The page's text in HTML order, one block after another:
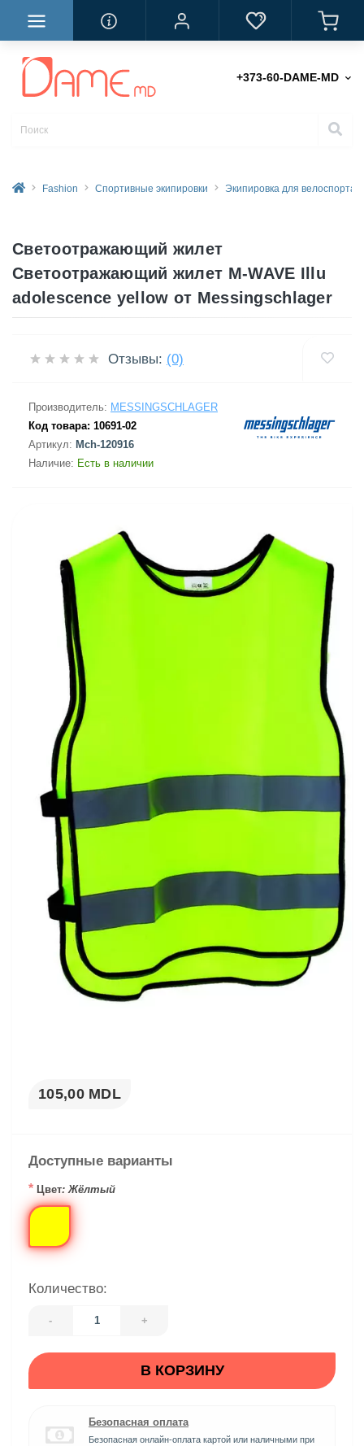
+373-60-DAME-MD
Fashion Спортивные экипировки Экипировка для велоспорта
Светоотражающий жилет
Светоотражающий жилет M-WAVE Illu
adolescence yellow от Messingschlager
Отзывы: (0)
Производитель: MESSINGSCHLAGER
Код товара: 10691-02
Артикул: Mch-120916
Наличие: Есть в наличии
105,00 MDL
Доступные варианты
* Цвет: Жёлтый
Количество:
- +
В КОРЗИНУ
Безопасная оплата
Безопасная онлайн-оплата картой или наличными при